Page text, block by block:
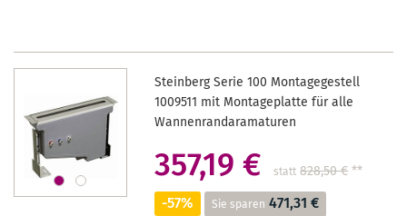
Steinberg Serie 100 Montagegestell
1009511 mit Montageplatte für alle
Wannenrandaramaturen
357,19 € statt 828,50 €**
-57% Sie sparen 471,31 €